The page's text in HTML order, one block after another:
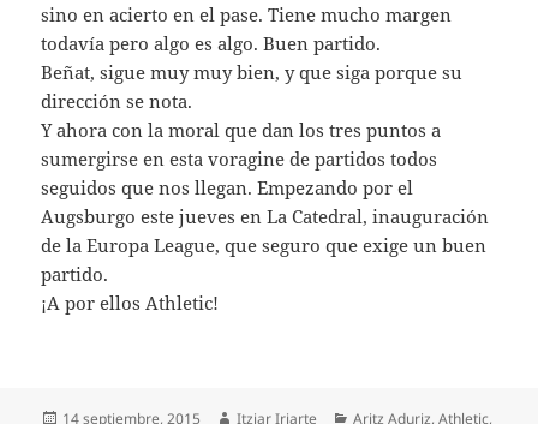
sino en acierto en el pase. Tiene mucho margen
todavía pero algo es algo. Buen partido.
Beñat, sigue muy muy bien, y que siga porque su
dirección se nota.
Y ahora con la moral que dan los tres puntos a
sumergirse en esta voragine de partidos todos
seguidos que nos llegan. Empezando por el
Augsburgo este jueves en La Catedral, inauguración
de la Europa League, que seguro que exige un buen
partido.
¡A por ellos Athletic!
Publicado
14 septiembre, 2015 Autor
Itziar Iriarte Categorías
Aritz Aduriz,Athletic,